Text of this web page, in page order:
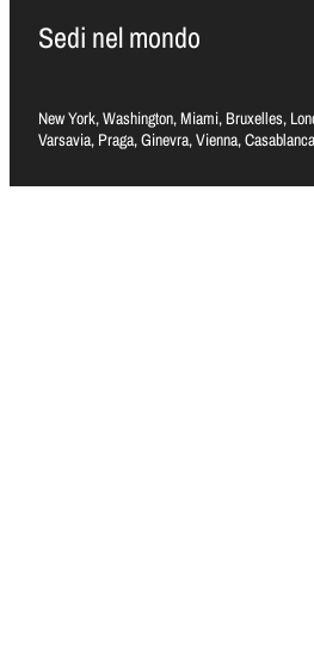
Sedi nel mondo
New York, Washington, Miami, Bruxelles,
Varsavia, Praga, Ginevra, Vienna,